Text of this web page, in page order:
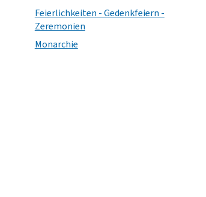
Feierlichkeiten - Gedenkfeiern -
Zeremonien
Monarchie